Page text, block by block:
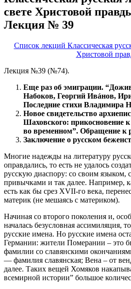
свете Христовой
Лекция № 39
Список лекций Классическая
Христовой
Лекция №39 (№74).
Еще раз об эмиграции.
Набоков, Георгий Ивáнов,
Последние стихи Владимира
Новое свидетельство
Шаховского: прикосновение
во временном”. Обращение к
Заключение о русском
Многие надежды на литературу
оправдались, то есть не удалось
русскую диаспору: со своим языком,
привычками и так далее. Например,
есть как бы срез XVII-го века,
материк (не мешаясь с материком).
Начиная со второго поколения и,
началась безусловная ассимиляция,
русские имена. Но русские имена
Германии: жители Померании – это
фамилии со славянскими
— фамилия славянская; Вена – от
далее. Таких вещей Хомяков
всемирной истории” большое